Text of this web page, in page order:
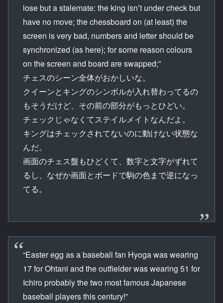
lose but a stalemate: the king isnʼt under check but
have no move; the chessboard on (at least) the
screen is very bad, numbers and letter should be
synchronized (as here); for some reason colours
on the screen and board are swapped;”
チェスのシーン全体がおかしいな。
クイーンとキングのシンボルが入れ替わってるの
もそうだけど、その前の部分がもっとひどい。
チェックじゃなくてステイルメイトなんだよ。
キングはチェックされてないのに動けない状態な
んだ。
画面のチェス盤もひどくて、数字と文字がずれて
るし、なぜか画面とボードで駒の色まで逆になっ
てる。
“Easter egg as a baseball fan Hyoga was wearing
17 for Ohtani and the outfielder was wearing 51 for
Ichiro probably the two most famous Japanese
baseball players this century!”